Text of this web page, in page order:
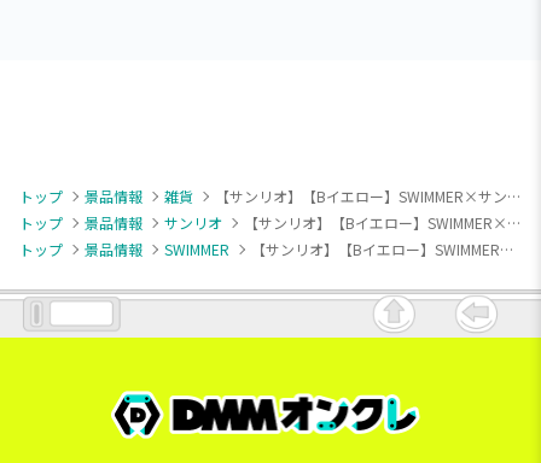
トップ 景品情報 雑貨
【サンリオ】【Bイエロー】SWIMMER×サンリオキャラクターズ ぽこぽこサンドクッション
トップ
景品情報 サンリオ
【サンリオ】【Bイエロー】SWIMMER×サンリオキャラクターズ ぽこぽこサンドクッション
トップ
景品情報 SWIMMER 【サンリオ】【Bイエロー】SWIMMER×サンリオキャラクターズ ぽこぽこサンドクッション